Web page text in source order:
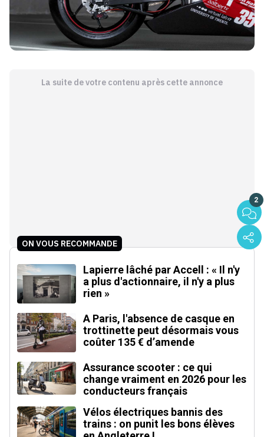
La suite de votre contenu après cette annonce
2
ON VOUS RECOMMANDE
Lapierre lâché par Accell : « Il n'y
a plus d'actionnaire, il n'y a plus
rien »
A Paris, l'absence de casque en
trottinette peut désormais vous
coûter 135 € d’amende
Assurance scooter : ce qui
change vraiment en 2026 pour les
conducteurs français
Vélos électriques bannis des
trains : on punit les bons élèves